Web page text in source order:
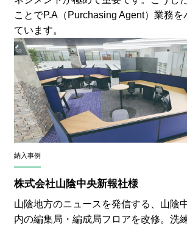
ことでP.A（Purchasing Agent）業務を
ています。
納入事例
株式会社山陰中央新報社様
山陰地方のニュースを発信する、山陰
内の編集局・編成局フロアを改修。洗